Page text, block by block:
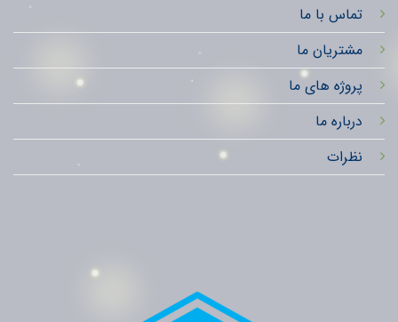
تماس با ما
مشتریان ما
پروژه های ما
درباره ما
نظرات